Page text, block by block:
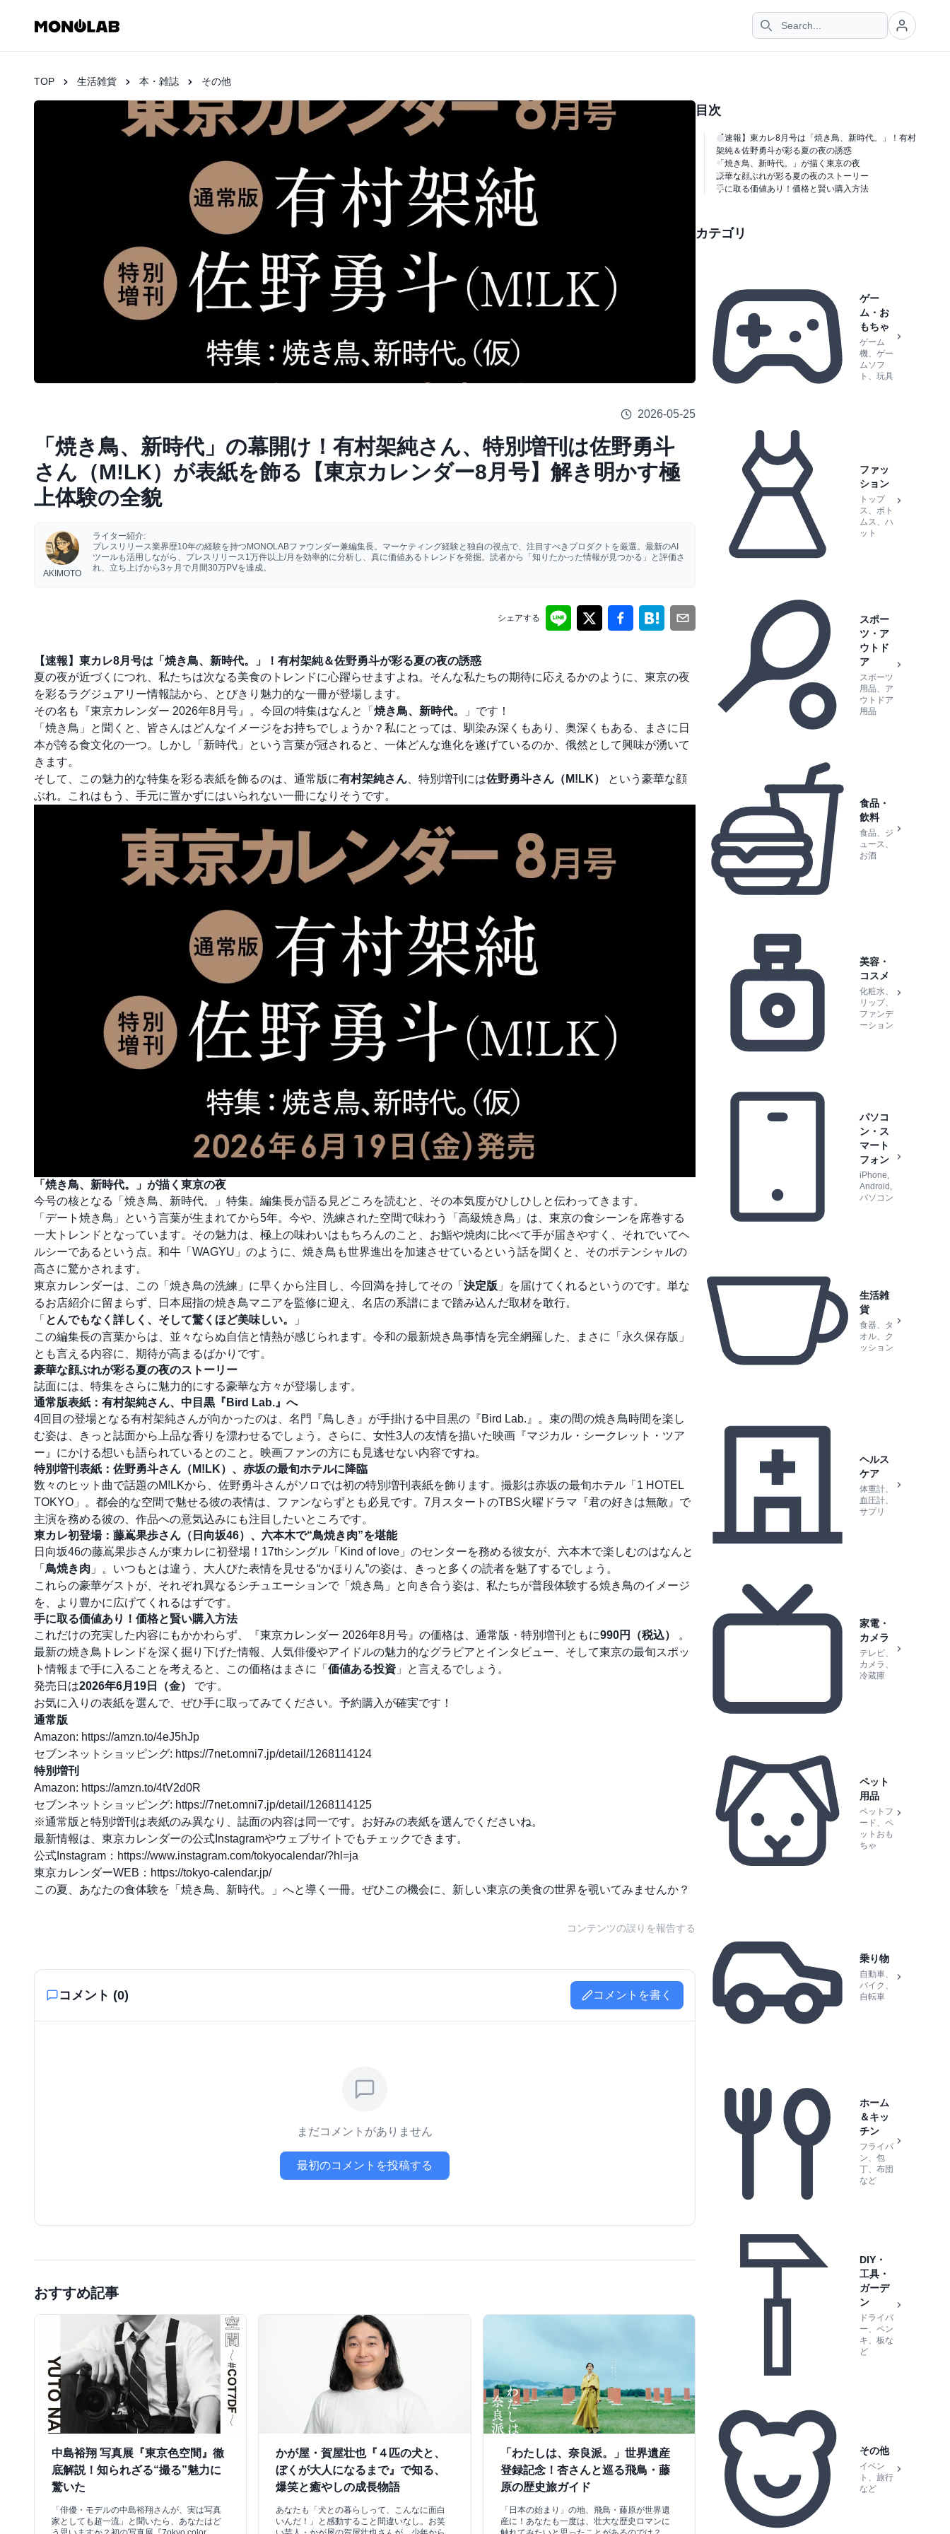
TOP 生活雑貨 本・雑誌 その他
2026-05-25
「焼き鳥、新時代」の幕開け！有村架純さん、特別増刊は佐野勇斗
さん（M!LK）が表紙を飾る【東京カレンダー8月号】解き明かす極
上体験の全貌
AKIMOTO
ライター紹介:
プレスリリース業界歴10年の経験を持つMONOLABファウンダー兼編集長。マーケティング経験と独自の視点で、注目すべきプロダクトを厳選。最新のAI
ツールも活用しながら、プレスリリース1万件以上/月を効率的に分析し、真に価値あるトレンドを発掘。読者から「知りたかった情報が見つかる」と評価さ
れ、立ち上げから3ヶ月で月間30万PVを達成。
シェアする
【速報】東カレ8月号は「焼き鳥、新時代。」！有村架純＆佐野勇斗が彩る夏の夜の誘惑
夏の夜が近づくにつれ、私たちは次なる美食のトレンドに心躍らせますよね。そんな私たちの期待に応えるかのように、東京の夜
を彩るラグジュアリー情報誌から、とびきり魅力的な一冊が登場します。
その名も『東京カレンダー 2026年8月号』。今回の特集はなんと「 焼き鳥、新時代。
」です！
「焼き鳥」と聞くと、皆さんはどんなイメージをお持ちでしょうか？私にとっては、馴染み深くもあり、奥深くもある、まさに日
本が誇る食文化の一つ。しかし「新時代」という言葉が冠されると、一体どんな進化を遂げているのか、俄然として興味が湧いて
きます。
そして、この魅力的な特集を彩る表紙を飾るのは、通常版に有村架純さん 、特別増刊には佐野勇斗さん（M!LK）
という豪華な顔
ぶれ。これはもう、手元に置かずにはいられない一冊になりそうです。
「焼き鳥、新時代。」が描く東京の夜
今号の核となる「焼き鳥、新時代。」特集。編集長が語る見どころを読むと、その本気度がひしひしと伝わってきます。
「デート焼き鳥」という言葉が生まれてから5年。今や、洗練された空間で味わう「高級焼き鳥」は、東京の食シーンを席巻する
一大トレンドとなっています。その魅力は、極上の味わいはもちろんのこと、お鮨や焼肉に比べて手が届きやすく、それでいてヘ
ルシーであるという点。和牛「WAGYU」のように、焼き鳥も世界進出を加速させているという話を聞くと、そのポテンシャルの
高さに驚かされます。
東京カレンダーは、この「焼き鳥の洗練」に早くから注目し、今回満を持してその「 決定版 」を届けてくれるというのです。単な
るお店紹介に留まらず、日本屈指の焼き鳥マニアを監修に迎え、名店の系譜にまで踏み込んだ取材を敢行。
「 とんでもなく詳しく、そして驚くほど美味しい。
」
この編集長の言葉からは、並々ならぬ自信と情熱が感じられます。令和の最新焼き鳥事情を完全網羅した、まさに「永久保存版」
とも言える内容に、期待が高まるばかりです。
豪華な顔ぶれが彩る夏の夜のストーリー
誌面には、特集をさらに魅力的にする豪華な方々が登場します。
通常版表紙：有村架純さん、中目黒『Bird Lab.』へ
4回目の登場となる有村架純さんが向かったのは、名門『鳥しき』が手掛ける中目黒の『Bird Lab.』。束の間の焼き鳥時間を楽し
む姿は、きっと誌面から上品な香りを漂わせるでしょう。さらに、女性3人の友情を描いた映画『マジカル・シークレット・ツア
ー』にかける想いも語られているとのこと。映画ファンの方にも見逃せない内容ですね。
特別増刊表紙：佐野勇斗さん（M!LK）、赤坂の最旬ホテルに降臨
数々のヒット曲で話題のM!LKから、佐野勇斗さんがソロでは初の特別増刊表紙を飾ります。撮影は赤坂の最旬ホテル「1 HOTEL
TOKYO」。都会的な空間で魅せる彼の表情は、ファンならずとも必見です。7月スタートのTBS火曜ドラマ『君の好きは無敵』で
主演を務める彼の、作品への意気込みにも注目したいところです。
東カレ初登場：藤嶌果歩さん（日向坂46）、六本木で“鳥焼き肉”を堪能
日向坂46の藤嶌果歩さんが東カレに初登場！17thシングル「Kind of love」のセンターを務める彼女が、六本木で楽しむのはなんと
「 鳥焼き肉 」。いつもとは違う、大人びた表情を見せる“かほりん”の姿は、きっと多くの読者を魅了するでしょう。
これらの豪華ゲストが、それぞれ異なるシチュエーションで「焼き鳥」と向き合う姿は、私たちが普段体験する焼き鳥のイメージ
を、より豊かに広げてくれるはずです。
手に取る価値あり！価格と賢い購入方法
これだけの充実した内容にもかかわらず、『東京カレンダー 2026年8月号』の価格は、通常版・特別増刊ともに990円（税込）
。
最新の焼き鳥トレンドを深く掘り下げた情報、人気俳優やアイドルの魅力的なグラビアとインタビュー、そして東京の最旬スポッ
ト情報まで手に入ることを考えると、この価格はまさに「 価値ある投資 」と言えるでしょう。
発売日は2026年6月19日（金）
です。
お気に入りの表紙を選んで、ぜひ手に取ってみてください。予約購入が確実です！
通常版
Amazon: https://amzn.to/4eJ5hJp
セブンネットショッピング: https://7net.omni7.jp/detail/1268114124
特別増刊
Amazon: https://amzn.to/4tV2d0R
セブンネットショッピング: https://7net.omni7.jp/detail/1268114125
※通常版と特別増刊は表紙のみ異なり、誌面の内容は同一です。お好みの表紙を選んでくださいね。
最新情報は、東京カレンダーの公式Instagramやウェブサイトでもチェックできます。
公式Instagram： https://www.instagram.com/tokyocalendar/?hl=ja
東京カレンダーWEB： https://tokyo-calendar.jp/
この夏、あなたの食体験を「焼き鳥、新時代。」へと導く一冊。ぜひこの機会に、新しい東京の美食の世界を覗いてみませんか？
コンテンツの誤りを報告する
コメント (0) コメントを書く
まだコメントがありません
最初のコメントを投稿する
おすすめ記事
中島裕翔 写真展『東京色空間』徹
底解説！知られざる“撮る”魅力に
驚いた
「俳優・モデルの中島裕翔さんが、実は写真
家としても超一流」と聞いたら、あなたはど
かが屋・賀屋壮也『４匹の犬と、
ぼくが大人になるまで』で知る、
爆笑と癒やしの成長物語
あなたも「犬との暮らしって、こんなに面白
いんだ！」と感動すること間違いなし。お笑
「わたしは、奈良派。」世界遺産
登録記念！杏さんと巡る飛鳥・藤
原の歴史旅ガイド
「日本の始まり」の地、飛鳥・藤原が世界遺
産に！あなたも一度は、壮大な歴史ロマンに
目次
【速報】東カレ8月号は「焼き鳥、新時代。」！有村
架純＆佐野勇斗が彩る夏の夜の誘惑
「焼き鳥、新時代。」が描く東京の夜
豪華な顔ぶれが彩る夏の夜のストーリー
手に取る価値あり！価格と賢い購入方法
カテゴリ
ゲー
ム・お
もちゃ
ゲーム
機、ゲー
ムソフ
ト、玩具
ファッ
ション
トップ
ス、ボト
ムス、ハ
ット
スポー
ツ・ア
ウトド
ア
スポーツ
用品、ア
ウトドア
用品
食品・
飲料
食品、ジ
ュース、
お酒
美容・
コスメ
化粧水、
リップ、
ファンデ
ーション
パソコ
ン・ス
マート
フォン
iPhone,
Android,
パソコン
生活雑
貨
食器、タ
オル、ク
ッション
ヘルス
ケア
体重計、
血圧計、
サプリ
家電・
カメラ
テレビ、
カメラ、
冷蔵庫
ペット
用品
ペットフ
ード、ペ
ットおも
ちゃ
乗り物
自動車、
バイク、
自転車
ホーム
＆キッ
チン
フライパ
ン、包
丁、布団
など
DIY・
工具・
ガーデ
ン
ドライバ
ー、ペン
キ、板な
ど
その他
イベン
ト、旅行
など